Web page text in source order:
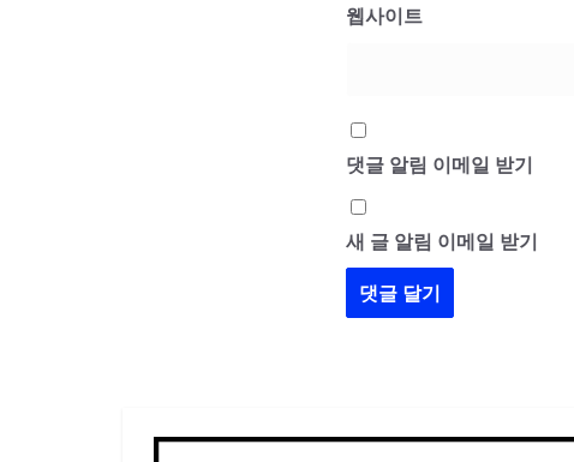
웹사이트
댓글 알림 이메일 받기
새 글 알림 이메일 받기